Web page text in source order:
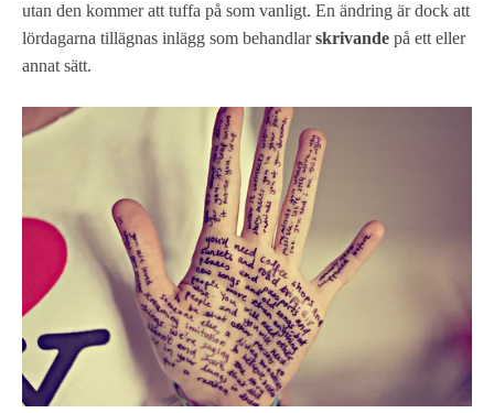
utan den kommer att tuffa på som vanligt. En ändring är dock att
lördagarna tillägnas inlägg som behandlarskrivande på ett eller
annat sätt.